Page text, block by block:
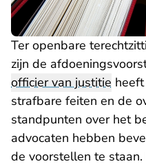
Ter openbare
zijn de
officier van justitie
strafbare feiten en de
standpunten over het
advocaten hebben
de voorstellen te